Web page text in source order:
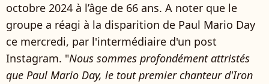
octobre 2024 à l’âge de 66 ans. A noter que le
groupe a réagi à la disparition de Paul Mario Day
ce mercredi, par l'intermédiaire d'un post
Instagram. "Nous sommes profondément attristés
que Paul Mario Day, le tout premier chanteur d'Iron